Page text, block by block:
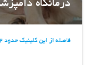
درمانگاه
فاصله از این کلینیک حدود 2 کیلومتر